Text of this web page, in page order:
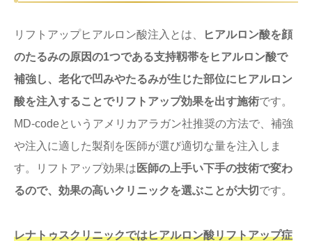
リフトアップヒアルロン酸注入とは、
ヒアルロン酸を顔
のたるみの原因の1つである支持靱帯をヒアルロン酸で
補強し、老化で凹みやたるみが生じた部位にヒアルロン
酸を注入することでリフトアップ効果を出す施術です。
MD-codeというアメリカアラガン社推奨の方法で、補強
や注入に適した製剤を医師が選び適切な量を注入しま
す。リフトアップ効果は 医師の上手い下手の技術で変わ
るので、効果の高いクリニックを選ぶことが大切 です。
レナトゥスクリニックではヒアルロン酸リフトアップ症